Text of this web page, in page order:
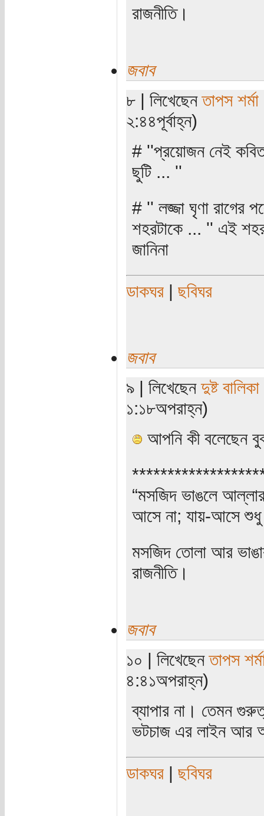
রাজনীতি।
জবাব
৮ | লিখেছেনতাপস শর্মা
২:৪৪পূর্বাহ্ন)
# ''প্রয়োজন নেই
ছুটি ... ''
# '' লজ্জা ঘৃণা রাগের
শহরটাকে ... '' এই শহর
জানিনা
ডাকঘর| ছবিঘর
জবাব
৯ | লিখেছেনদুষ্ট বালিকা
১:১৮অপরাহ্ন)
আপনি কী বলেছেন
“মসজিদ ভাঙলে
আসে না; যায়-আসে শুধু
মসজিদ তোলা আর
রাজনীতি।
জবাব
১০ | লিখেছেনতাপস
৪:৪১অপরাহ্ন)
ব্যাপার না। তেমন
ভটচাজ এর লাইন আর
ডাকঘর| ছবিঘর